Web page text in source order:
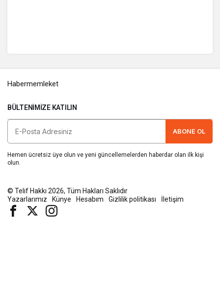
Habermemleket
BÜLTENIMIZE KATILIN
ABONE OL
Hemen ücretsiz üye olun ve yeni güncellemelerden haberdar olan ilk kişi
olun.
© Telif Hakkı 2026, Tüm Hakları Saklıdır
Yazarlarımız
Künye Hesabım Gizlilik politikası İletişim